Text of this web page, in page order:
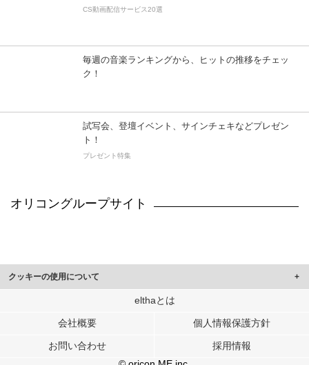
CS動画配信サービス20選
毎週の音楽ランキングから、ヒットの推移をチェッ
ク！
試写会、登壇イベント、サインチェキなどプレゼン
ト！
プレゼント特集
オリコングループサイト
クッキーの使用について
このサイトでは Cookie を使用して、ユーザーに合わせたコンテンツや広告の
行っています。
メディアや広告配信、データ解析の各パートナーに提供しています。
各パートナーは、この情報とユーザーが各パートナーに提供した他の情報や、
elthaとは
会社概要 個人情報保護方針
お問い合わせ
採用情報